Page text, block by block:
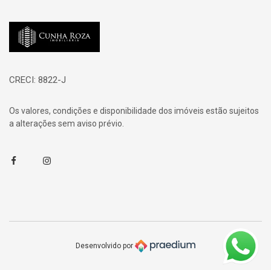
Página inicial
CRECI: 8822-J
Os valores, condições e disponibilidade dos imóveis estão sujeitos
a alterações sem aviso prévio.
FacebookInstagram
Desenvolvido por